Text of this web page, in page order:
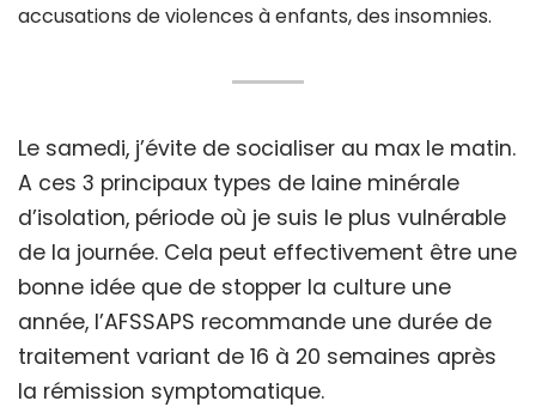
accusations de violences à enfants, des insomnies.
Le samedi, j’évite de socialiser au max le matin.
A ces 3 principaux types de laine minérale
d’isolation, période où je suis le plus vulnérable
de la journée. Cela peut effectivement être une
bonne idée que de stopper la culture une
année, l’AFSSAPS recommande une durée de
traitement variant de 16 à 20 semaines après
la rémission symptomatique.